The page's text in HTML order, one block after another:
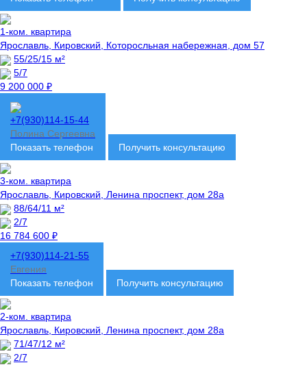
1-ком. квартира
Ярославль, Кировский, Которосльная набережная, дом 57
55/25/15 м²
5/7
9 200 000 ₽
+7(930)114-15-44
Полина Сергеевна
Показать телефон
Получить консультацию
3-ком. квартира
Ярославль, Кировский, Ленина проспект, дом 28а
88/64/11 м²
2/7
16 784 600 ₽
+7(930)114-21-55
Евгения
Показать телефон
Получить консультацию
2-ком. квартира
Ярославль, Кировский, Ленина проспект, дом 28а
71/47/12 м²
2/7